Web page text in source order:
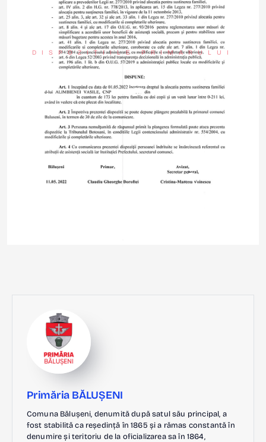
DISPOZIȚIILE PRIMARULUI
Primăria BĂLUȘENI
Comuna Bălușeni, denumită după satul său principal, a
fost stabilită ca reședință în 1865 și a rămas constantă în
denumire și teritoriu de la oficializarea sa în 1864,